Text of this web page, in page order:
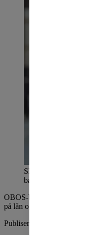
SETTER OPP
banken.
OBOS-banken følger
på lån og innskudd med
Publisert